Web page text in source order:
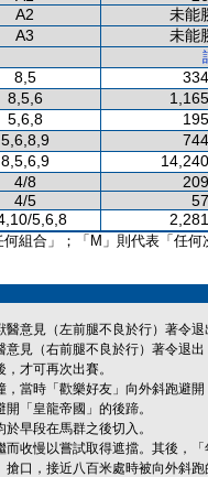
A2
未能
A3
未能
8,5
8,5,6
5,6,8
5,6,8,9
8,5,6,9
4/8
4/5
5,6,8
組合」；「M」則代表「任何
醫意見（左前腿不良於行）著令
見（右前腿不良於行）著令退
才可再次出賽。
，當時「歡樂好友」向外斜跑避
「皇龍帝國」的後蹄。
早段在馬群之後切入。
收慢以嘗試取得遮擋。其後，
口，接近八百米處時被向外斜